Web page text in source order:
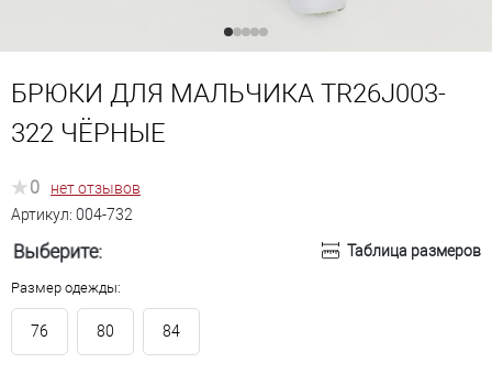
БРЮКИ ДЛЯ МАЛЬЧИКА TR26J003-
322 ЧЁРНЫЕ
0
нет отзывов
Артикул: 004-732
Выберите: Таблица размеров
Размер одежды:
76 80 84